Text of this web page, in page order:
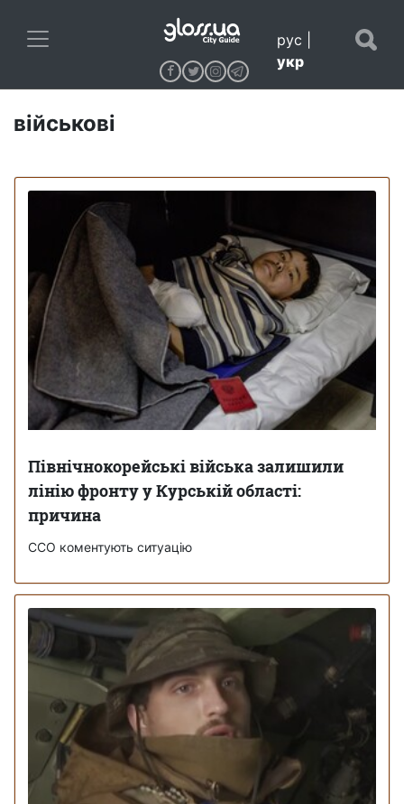
рус
укр
військові
Північнокорейські війська залишили
лінію фронту у Курській області:
причина
ССО коментують ситуацію